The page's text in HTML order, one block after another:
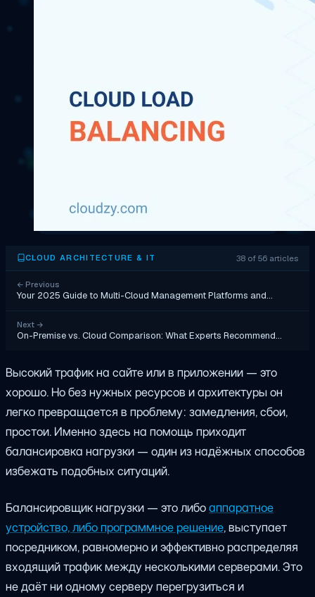
CLOUD ARCHITECTURE & IT 38 of 56 articles
← Previous
Your 2025 Guide to Multi-Cloud Management Platforms and…
Next →
On-Premise vs. Cloud Comparison: What Experts Recommend…
Высокий трафик на сайте или в приложении — это
хорошо. Но без нужных ресурсов и архитектуры он
легко превращается в проблему: замедления, сбои,
простои. Именно здесь на помощь приходит
балансировка нагрузки — один из надёжных способов
избежать подобных ситуаций.
Балансировщик нагрузки — это либоаппаратное
устройство, либо программное решение, выступает
посредником, равномерно и эффективно распределяя
входящий трафик между несколькими серверами. Это
не даёт ни одному серверу перегрузиться и